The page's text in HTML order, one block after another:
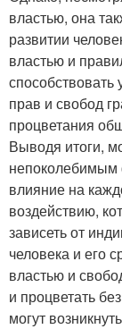
властью, она
развитии
властью и
прав и свобод
процветания
Выводя итоги,
непоколебимым
влияние на
воздействию,
зависеть от
человека и его
властью и
и процветать
могут